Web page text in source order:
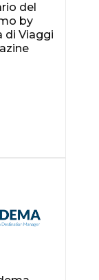
del
by
di Viaggi